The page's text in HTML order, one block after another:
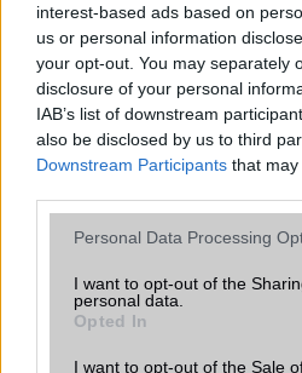
interest-based ads based on
us or personal information
your opt-out. You may separately
disclosure of your personal
IAB’s list of downstream
also be disclosed by us to third
Downstream Participants that
Please note that this website/app
not limited to your visit or usage
grant or deny consent to Google
use your data for below specified
consent section.
Personal Data Processing
I want to opt-out of the
personal data.
Opted In
I want to opt-out of the Sale
2008-4-24 1:46:08 PM
van valami hivatalos infó róla?
A Dunály
2008-4-24 2:59:26 PM
Hát ez brutál jó csak kár hogy még be